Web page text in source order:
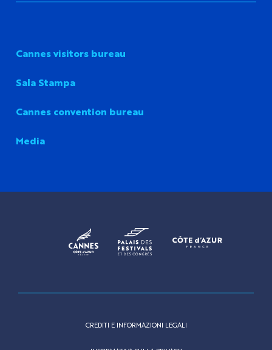
Cannes visitors bureau
Sala Stampa
Cannes convention bureau
Media
CREDITI E INFORMAZIONI LEGALI